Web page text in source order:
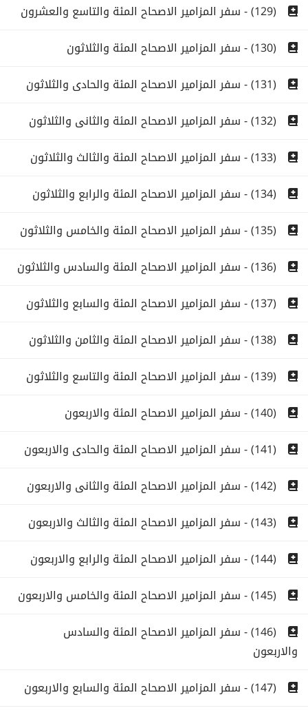
(129) - سفر المزامير الاصحاح المئة والتاسع والعشرون
(130) - سفر المزامير الاصحاح المئة والثلاثون
(131) - سفر المزامير الاصحاح المئة والحادى والثلاثون
(132) - سفر المزامير الاصحاح المئة والثانى والثلاثون
(133) - سفر المزامير الاصحاح المئة والثالث والثلاثون
(134) - سفر المزامير الاصحاح المئة والرابع والثلاثون
(135) - سفر المزامير الاصحاح المئة والخامس والثلاثون
(136) - سفر المزامير الاصحاح المئة والسادس والثلاثون
(137) - سفر المزامير الاصحاح المئة والسابع والثلاثون
(138) - سفر المزامير الاصحاح المئة والثامن والثلاثون
(139) - سفر المزامير الاصحاح المئة والتاسع والثلاثون
(140) - سفر المزامير الاصحاح المئة والاربعون
(141) - سفر المزامير الاصحاح المئة والحادى والاربعون
(142) - سفر المزامير الاصحاح المئة والثانى والاربعون
(143) - سفر المزامير الاصحاح المئة والثالث والاربعون
(144) - سفر المزامير الاصحاح المئة والرابع والاربعون
(145) - سفر المزامير الاصحاح المئة والخامس والاربعون
(146) - سفر المزامير الاصحاح المئة والسادس
والاربعون
(147) - سفر المزامير الاصحاح المئة والسابع والاربعون